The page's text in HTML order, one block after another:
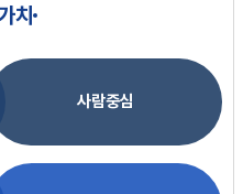
치
사람중심